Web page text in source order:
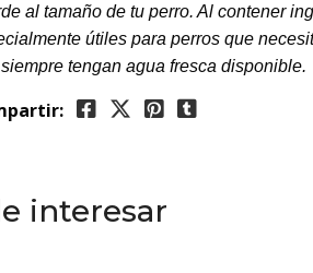
al tamaño de tu perro. Al contener
útiles para perros que
tengan agua fresca disponible.
interesar